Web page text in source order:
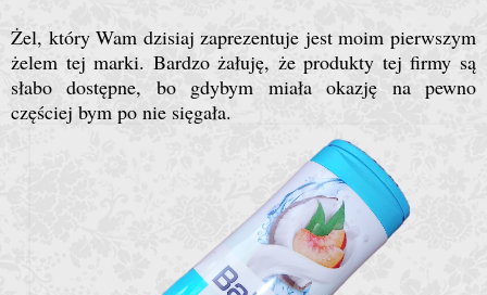
Żel, który Wam dzisiaj zaprezentuje jest moim pierwszym
żelem tej marki. Bardzo żałuję, że produkty tej firmy są
słabo dostępne, bo gdybym miała okazję na pewno
częściej bym po nie sięgała.